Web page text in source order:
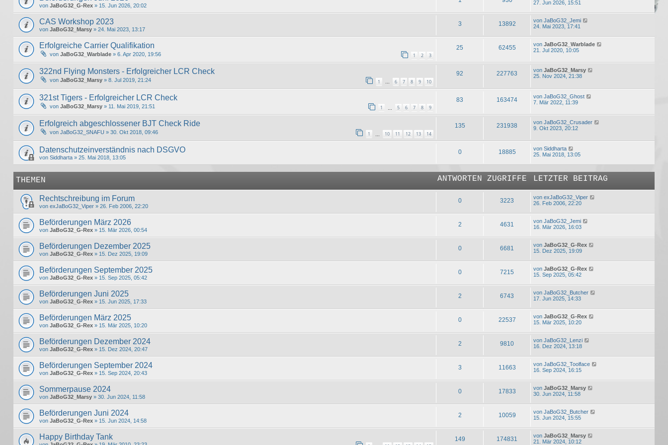
von JaBoG32_G-Rex » 15. Jun 2026, 20:02
27. Jun 2026, 15:51
CAS Workshop 2023
von JaBoG32_Marsy » 24. Mai 2023, 13:17
3 13892 von JaBoG32_Jemi
24. Mai 2023, 17:41
Erfolgreiche Carrier Qualifikation
von JaBoG32_Warblade » 6. Apr 2020, 19:56 1 2 3
25 62455 von JaBoG32_Warblade
21. Jul 2020, 10:05
322nd Flying Monsters - Erfolgreicher LCR Check
von JaBoG32_Marsy » 8. Jul 2019, 21:24 1 … 6 7 8 9 10
92 227763 von JaBoG32_Marsy
25. Nov 2024, 21:38
321st Tigers - Erfolgreicher LCR Check
von JaBoG32_Marsy » 11. Mai 2019, 21:51 1 5 6 7 8 9
83 163474 von JaBoG32_Ghost
7. Mär 2022, 11:39
Erfolgreich abgeschlossener BJT Check Ride
von JaBoG32_SNAFU » 30. Okt 2018, 09:46 1 10 11 12 13 14
135 231938 von JaBoG32_Crusader
9. Okt 2023, 20:12
Datenschutzeinverständnis nach DSGVO
von Siddharta » 25. Mai 2018, 13:05
0 18885 von Siddharta
25. Mai 2018, 13:05
THEMEN ANTWORTEN ZUGRIFFE LETZTER BEITRAG
Rechtschreibung im Forum
von exJaBoG32_Viper » 26. Feb 2006, 22:20
0 3223 von exJaBoG32_Viper
26. Feb 2006, 22:20
Beförderungen März 2026
von JaBoG32_G-Rex » 15. Mär 2026, 00:54
2 4631 von JaBoG32_Jemi
16. Mär 2026, 16:03
Beförderungen Dezember 2025
von JaBoG32_G-Rex » 15. Dez 2025, 19:09
0 6681 von JaBoG32_G-Rex
15. Dez 2025, 19:09
Beförderungen September 2025
von JaBoG32_G-Rex » 15. Sep 2025, 05:42
0 7215 von JaBoG32_G-Rex
15. Sep 2025, 05:42
Beförderungen Juni 2025
von JaBoG32_G-Rex » 15. Jun 2025, 17:33
2 6743 von JaBoG32_Butcher
17. Jun 2025, 14:33
Beförderungen März 2025
von JaBoG32_G-Rex » 15. Mär 2025, 10:20
0 22537 von JaBoG32_G-Rex
15. Mär 2025, 10:20
Beförderungen Dezember 2024
von JaBoG32_G-Rex » 15. Dez 2024, 20:47
2 9810 von JaBoG32_Lenzi
16. Dez 2024, 13:18
Beförderungen September 2024
von JaBoG32_G-Rex » 15. Sep 2024, 20:43
3 11663 von JaBoG32_Toolface
16. Sep 2024, 16:15
Sommerpause 2024
von JaBoG32_Marsy » 30. Jun 2024, 11:58
0 17833 von JaBoG32_Marsy
30. Jun 2024, 11:58
Beförderungen Juni 2024
von JaBoG32_G-Rex » 15. Jun 2024, 14:58
2 10059 von JaBoG32_Butcher
15. Jun 2024, 15:55
Happy Birthday Tank 149 174831 von JaBoG32_Marsy
21. Mär 2024, 10:12